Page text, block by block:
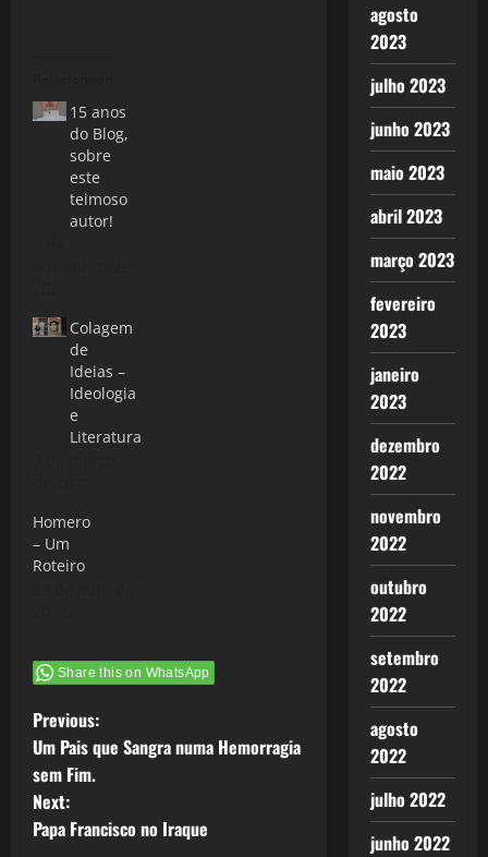
15 anos
do Blog,
sobre
este
teimoso
autor!
Colagem
de
Ideias –
Ideologia
e
Literatura
Homero
– Um
Roteiro
Share this on WhatsApp
P
o
s
Previous:
Um Pais que Sangra numa Hemorragia
sem Fim.
Next:
Papa Francisco no Iraque
agosto
2023
julho 2023
junho 2023
maio 2023
abril 2023
março 2023
fevereiro
2023
janeiro
2023
dezembro
2022
novembro
2022
outubro
2022
setembro
2022
agosto
2022
julho 2022
junho 2022